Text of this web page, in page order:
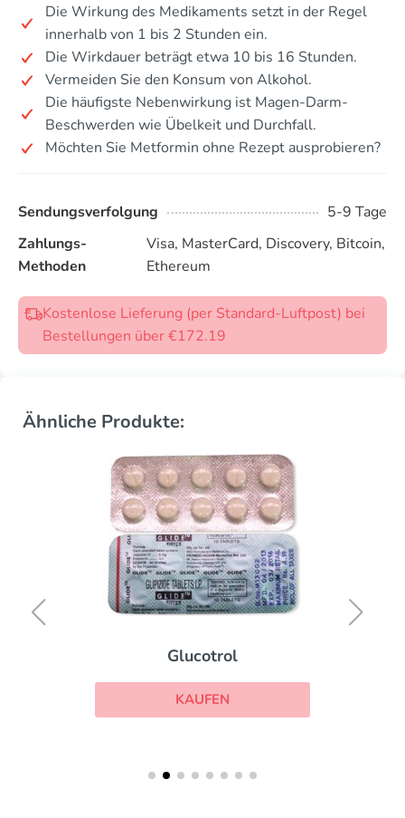
Die Wirkung des Medikaments setzt in der Regel
innerhalb von 1 bis 2 Stunden ein.
Die Wirkdauer beträgt etwa 10 bis 16 Stunden.
Vermeiden Sie den Konsum von Alkohol.
Die häufigste Nebenwirkung ist Magen-Darm-
Beschwerden wie Übelkeit und Durchfall.
Möchten Sie Metformin ohne Rezept ausprobieren?
Sendungsverfolgung
5-9 Tage
Zahlungs-
Methoden
Visa, MasterCard, Discovery, Bitcoin,
Ethereum
Kostenlose Lieferung (per Standard-Luftpost) bei
Bestellungen über €172.19
Ähnliche Produkte:
Glucotrol
KAUFEN